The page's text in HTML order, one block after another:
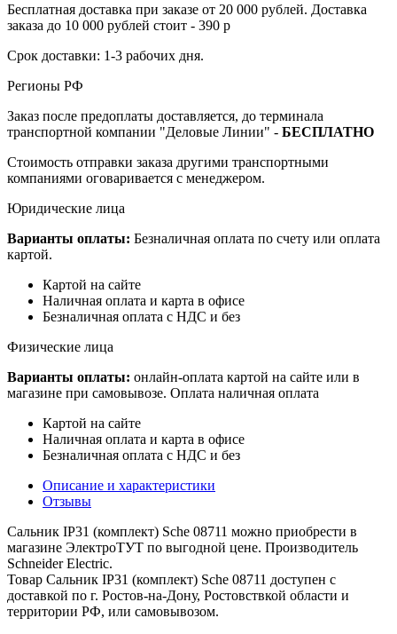
Бесплатная доставка при заказе от 20 000 рублей. Доставка
заказа до 10 000 рублей стоит - 390 р
Срок доставки: 1-3 рабочих дня.
Регионы РФ
Заказ после предоплаты доставляется, до терминала
транспортной компании "Деловые Линии" - БЕСПЛАТНО
Стоимость отправки заказа другими транспортными
компаниями оговаривается с менеджером.
Юридические лица
Варианты оплаты: Безналичная оплата по счету или оплата
картой.
Картой на сайте
Наличная оплата и карта в офисе
Безналичная оплата с НДС и без
Физические лица
Варианты оплаты: онлайн-оплата картой на сайте или в
магазине при самовывозе. Оплата наличная оплата
Картой на сайте
Наличная оплата и карта в офисе
Безналичная оплата с НДС и без
Описание и характеристики
Отзывы
Сальник IP31 (комплект) Sche 08711 можно приобрести в
магазине ЭлектроТУТ по выгодной цене. Производитель
Schneider Electric.
Товар Сальник IP31 (комплект) Sche 08711 доступен с
доставкой по г. Ростов-на-Дону, Ростовствкой области и
территории РФ, или самовывозом.